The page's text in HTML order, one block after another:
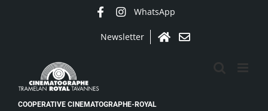
WhatsApp
Newsletter
AccueilContact
COOPERATIVE CINEMATOGRAPHE-ROYAL